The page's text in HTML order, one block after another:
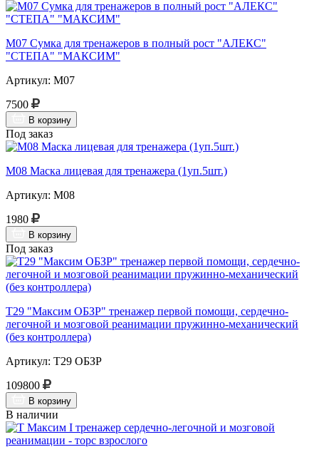
М07 Сумка для тренажеров в полный рост "АЛЕКС"
"СТЕПА" "МАКСИМ"
Артикул: М07
7500
В корзину
Под заказ
М08 Маска лицевая для тренажера (1уп.5шт.)
Артикул: М08
1980
В корзину
Под заказ
Т29 "Максим ОБЗР" тренажер первой помощи, сердечно-
легочной и мозговой реанимации пружинно-механический
(без контроллера)
Артикул: Т29 ОБЗР
109800
В корзину
В наличии